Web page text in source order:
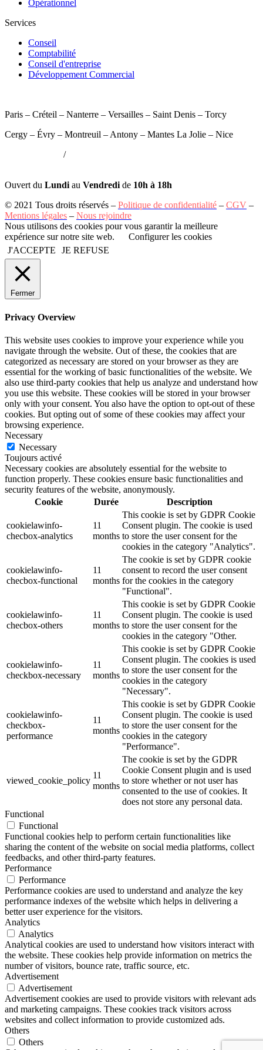
Opérationnel
Services
Conseil
Comptabilité
Conseil d'entreprise
Développement Commercial
Paris – Créteil – Nanterre – Versailles – Saint Denis – Torcy
Cergy – Évry – Montreuil –Antony – Mantes La Jolie – Nice
/
Ouvert du Lundiau Vendredide 10h à 18h
© 2021 Tous droits réservés – Politique de confidentialité – CGV –
Mentions légales – Nous rejoindre
Nous utilisons des cookies pour vous garantir la meilleure
expérience sur notre site web.
Configurer les cookies
J'ACCEPTE
JE REFUSE
Fermer
Privacy Overview
This website uses cookies to improve your experience while you
navigate through the website. Out of these, the cookies that are
categorized as necessary are stored on your browser as they are
essential for the working of basic functionalities of the website. We
also use third-party cookies that help us analyze and understand how
you use this website. These cookies will be stored in your browser
only with your consent. You also have the option to opt-out of these
cookies. But opting out of some of these cookies may affect your
browsing experience.
Necessary
Necessary
Toujours activé
Necessary cookies are absolutely essential for the website to
function properly. These cookies ensure basic functionalities and
security features of the website, anonymously.
Cookie
Durée Description
cookielawinfo-
checbox-analytics
11
months
This cookie is set by GDPR Cookie
Consent plugin. The cookie is used
to store the user consent for the
cookies in the category "Analytics".
cookielawinfo-
checbox-functional
11
months
The cookie is set by GDPR cookie
consent to record the user consent
for the cookies in the category
"Functional".
cookielawinfo-
checbox-others
11
months
This cookie is set by GDPR Cookie
Consent plugin. The cookie is used
to store the user consent for the
cookies in the category "Other.
cookielawinfo-
checkbox-necessary
11
months
This cookie is set by GDPR Cookie
Consent plugin. The cookies is used
to store the user consent for the
cookies in the category
"Necessary".
cookielawinfo-
checkbox-
performance
11
months
This cookie is set by GDPR Cookie
Consent plugin. The cookie is used
to store the user consent for the
cookies in the category
"Performance".
viewed_cookie_policy
11
months
The cookie is set by the GDPR
Cookie Consent plugin and is used
to store whether or not user has
consented to the use of cookies. It
does not store any personal data.
Functional
Functional
Functional cookies help to perform certain functionalities like
sharing the content of the website on social media platforms, collect
feedbacks, and other third-party features.
Performance
Performance
Performance cookies are used to understand and analyze the key
performance indexes of the website which helps in delivering a
better user experience for the visitors.
Analytics
Analytics
Analytical cookies are used to understand how visitors interact with
the website. These cookies help provide information on metrics the
number of visitors, bounce rate, traffic source, etc.
Advertisement
Advertisement
Advertisement cookies are used to provide visitors with relevant ads
and marketing campaigns. These cookies track visitors across
websites and collect information to provide customized ads.
Others
Others